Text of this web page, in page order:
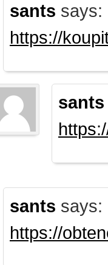
sants says:
https://
sants
sants says:
https://